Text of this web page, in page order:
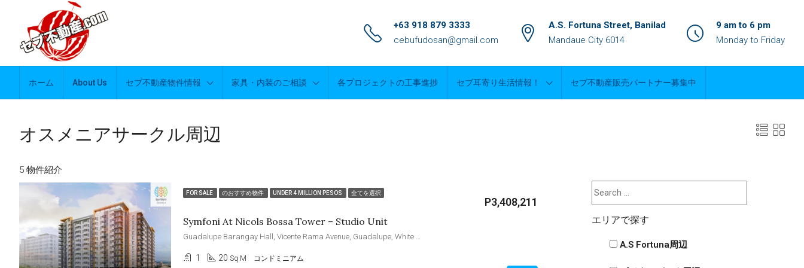
+63 918 879 3333
cebufudosan@gmail.com
A.S. Fortuna Street, Banilad
Mandaue City 6014
9 am to 6 pm
Monday to Friday
ホーム About Us セブ不動産物件情報 家具・内装のご相談 各プロジェクトの工事進捗 セブ耳寄り生活情報！ セブ不動産販売パートナー募集中
オスメニアサークル周辺
5 物件紹介
FOR SALE のおすすめ物件 UNDER 4 MILLION PESOS 全てを選択
Symfoni At Nicols Bossa Tower – Studio Unit
P3,408,211
1 20 Sq M コンドミニアム
エリアで探す
A.S Fortuna周辺